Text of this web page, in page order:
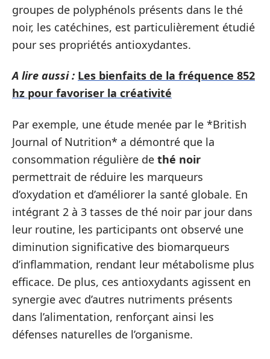
groupes de polyphénols présents dans le thé
noir, les catéchines, est particulièrement étudié
pour ses propriétés antioxydantes.
A lire aussi : Les bienfaits de la fréquence 852
hz pour favoriser la créativité
Par exemple, une étude menée par le *British
Journal of Nutrition* a démontré que la
consommation régulière de thé noir
permettrait de réduire les marqueurs
d’oxydation et d’améliorer la santé globale. En
intégrant 2 à 3 tasses de thé noir par jour dans
leur routine, les participants ont observé une
diminution significative des biomarqueurs
d’inflammation, rendant leur métabolisme plus
efficace. De plus, ces antioxydants agissent en
synergie avec d’autres nutriments présents
dans l’alimentation, renforçant ainsi les
défenses naturelles de l’organisme.